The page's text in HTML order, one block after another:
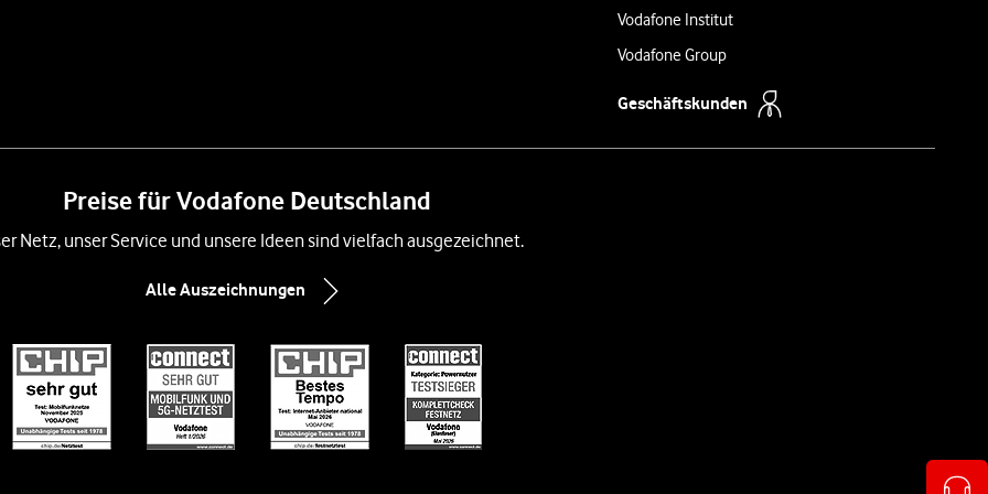
Vodafone Institut
Vodafone Group
Geschäftskunden
Preise für Vodafone Deutschland
Netz, unser Service und unsere Ideen sind vielfach ausgezeichnet.
Alle Auszeichnungen